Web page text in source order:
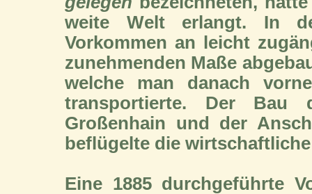
weite Welt erlangt. In
Vorkommen an leicht
zunehmenden Maße
welche man danach
transportierte. Der Bau
Großenhain und der
beflügelte die
Eine 1885 durchgeführte